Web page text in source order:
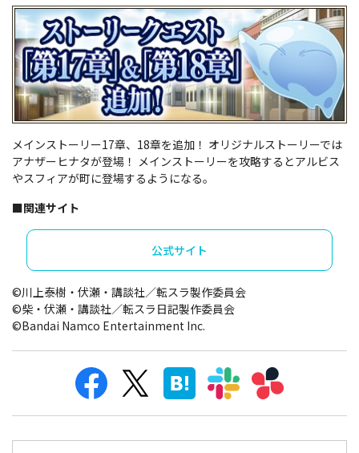
メインストーリー17章、18章を追加！ オリジナルストーリーでは
アナザーヒナタが登場！ メインストーリーを攻略するとアルビス
やスフィアが町に登場するようになる。
■関連サイト
公式サイト
©川上泰樹・伏瀬・講談社／転スラ製作委員会
©柴・伏瀬・講談社／転スラ日記製作委員会
©Bandai Namco Entertainment Inc.